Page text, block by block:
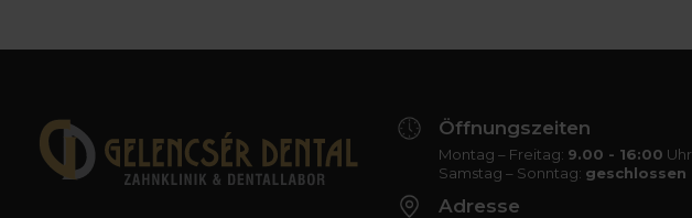
Öffnungszeiten
Montag – Freitag: 9.00 - 16:00 Uhr
Samstag – Sonntag: geschlossen
Adresse